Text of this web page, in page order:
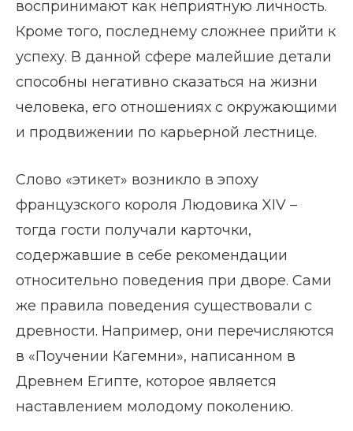
воспринимают как неприятную личность.
Кроме того, последнему сложнее прийти к
успеху. В данной сфере малейшие детали
способны негативно сказаться на жизни
человека, его отношениях с окружающими
и продвижении по карьерной лестнице.
Слово «этикет» возникло в эпоху
французского короля Людовика XIV –
тогда гости получали карточки,
содержавшие в себе рекомендации
относительно поведения при дворе. Сами
же правила поведения существовали с
древности. Например, они перечисляются
в «Поучении Кагемни», написанном в
Древнем Египте, которое является
наставлением молодому поколению.